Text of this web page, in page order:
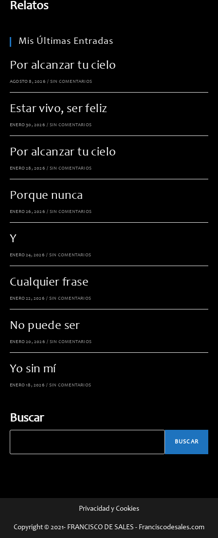
Relatos
Mis Últimas Entradas
Por alcanzar tu cielo
AGOSTO 8, 2026 / SIN COMENTARIOS
Estar vivo, ser feliz
ENERO 30, 2026 / SIN COMENTARIOS
Por alcanzar tu cielo
ENERO 28, 2026 / SIN COMENTARIOS
Porque nunca
ENERO 26, 2026 / SIN COMENTARIOS
Y
ENERO 24, 2026 / SIN COMENTARIOS
Cualquier frase
ENERO 22, 2026 / SIN COMENTARIOS
No puede ser
ENERO 20, 2026 / SIN COMENTARIOS
Yo sin mí
ENERO 18, 2026 / SIN COMENTARIOS
Buscar
BUSCAR
Privacidad y Cookies
Copyright © 2021- FRANCISCO DE SALES - Franciscodesales.com